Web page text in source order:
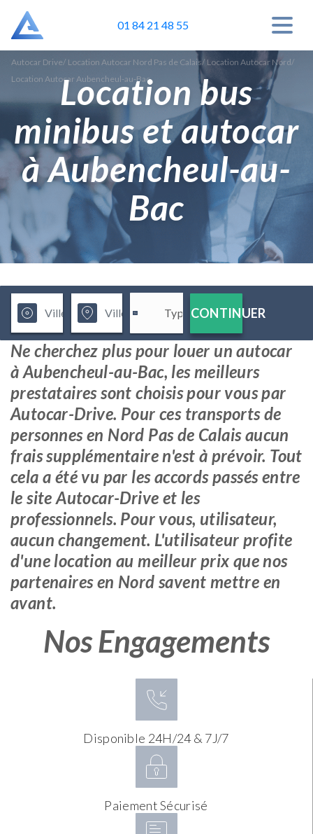
01 84 21 48 55
Autocar Drive/ Location Autocar Nord Pas de Calais/ Location Autocar Nord/
Location Autocar Aubencheul-au-Bac
Location bus
minibus et autocar
à Aubencheul-au-
Bac
CONTINUER
Ne cherchez plus pour louer un autocar
à Aubencheul-au-Bac, les meilleurs
prestataires sont choisis pour vous par
Autocar-Drive. Pour ces transports de
personnes en Nord Pas de Calais aucun
frais supplémentaire n'est à prévoir. Tout
cela a été vu par les accords passés entre
le site Autocar-Drive et les
professionnels. Pour vous, utilisateur,
aucun changement. L'utilisateur profite
d'une location au meilleur prix que nos
partenaires en Nord savent mettre en
avant.
Nos Engagements
Disponible 24H/24 & 7J/7
Paiement Sécurisé